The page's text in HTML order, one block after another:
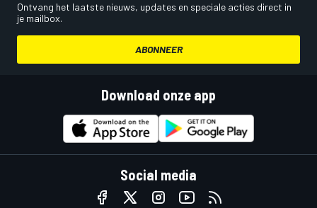
Ontvang het laatste nieuws, updates en speciale acties direct in
je mailbox.
ABONNEER
Download onze app
Social media